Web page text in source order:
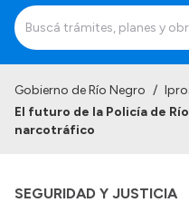
Institucional
Autoridades
Gobierno de Río Negro /
El futuro de la Policía de
narcotráfico
SEGURIDAD Y JUSTICIA